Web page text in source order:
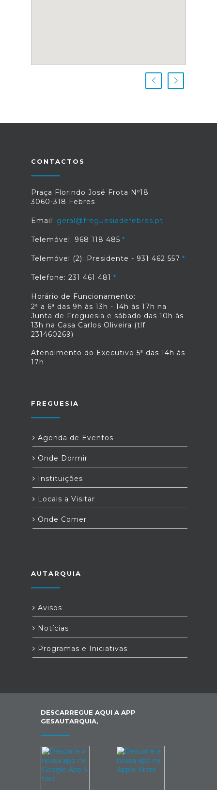
CONTACTOS
Praça Florindo José Frota Nº18
3060-318 Febres
Email: geral@freguesiadefebres.pt
Telemóvel: 968 118 485
Telemóvel (2): Presidente - 931 462 557
Telefone: 231 461 481
Horário de Funcionamento:
2ª a 6ª das 9h às 13h - 14h às 17h na
Junta de Freguesia e sábado das 10h às
13h na Casa Carlos Oliveira (tlf.
231460269)
Atendimento do Executivo 5ª das 14h às
17h
FREGUESIA
Agenda de Eventos
Onde Dormir
Instituições
Locais a Visitar
Onde Comer
AUTARQUIA
Avisos
Notícias
Programas e Iniciativas
DESCARREGUE AQUI A APP
GESAUTARQUIA,